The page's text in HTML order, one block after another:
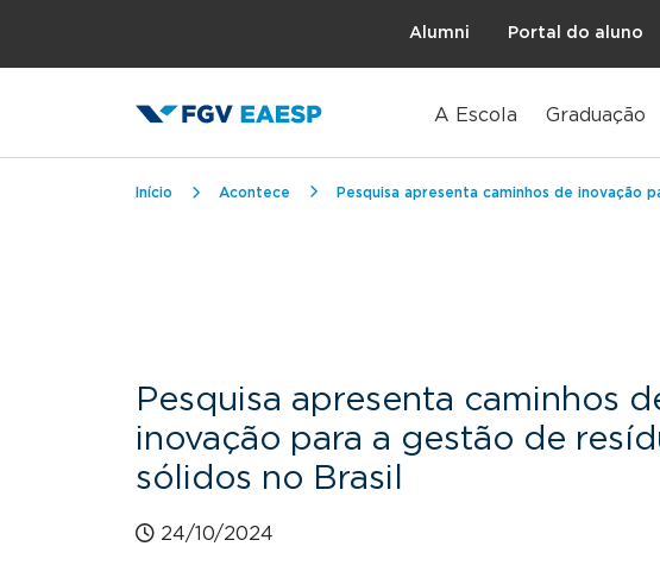
Alumni Portal do aluno
A Escola Graduação
Trilha de navegação
Início Acontece Pesquisa apresenta caminhos de inovação
Pesquisa apresenta caminhos
inovação para a gestão de
sólidos no Brasil
24/10/2024